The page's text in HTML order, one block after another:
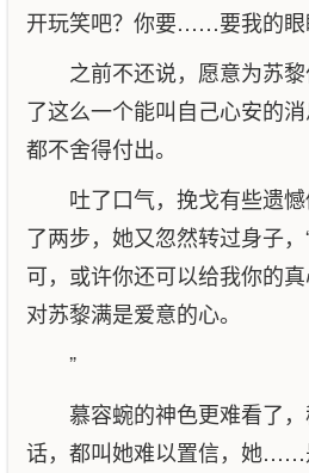
开玩笑吧？你要……要我的眼
之前不还说，愿意为苏
了这么一个能叫自己心安的
都不舍得付出。
吐了口气，挽戈有些遗
了两步，她又忽然转过身子
可，或许你还可以给我你的
对苏黎满是爱意的心。
”
慕容蜿的神色更难看了
话，都叫她难以置信，她……